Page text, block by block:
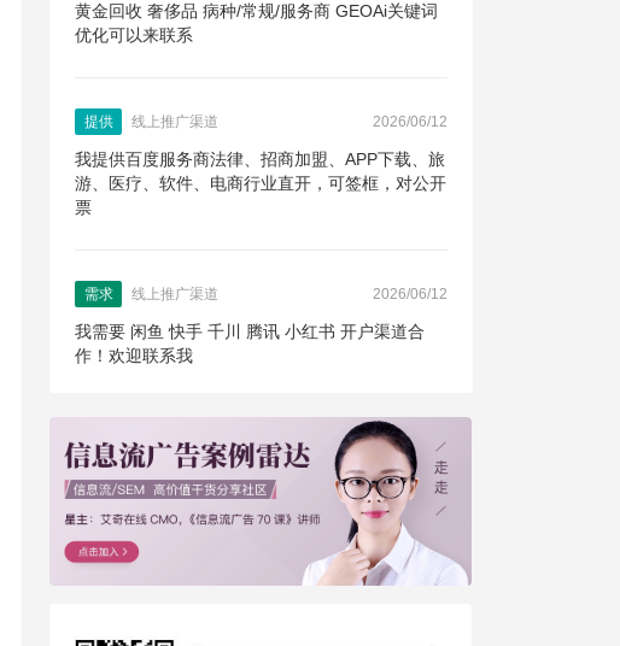
黄金回收 奢侈品 病种/常规/服务商 GEOAi关键词
优化可以来联系
提供 线上推广渠道 2026/06/12
我提供百度服务商法律、招商加盟、APP下载、旅
游、医疗、软件、电商行业直开，可签框，对公开
票
需求 线上推广渠道 2026/06/12
我需要 闲鱼 快手 千川 腾讯 小红书 开户渠道合
作！欢迎联系我